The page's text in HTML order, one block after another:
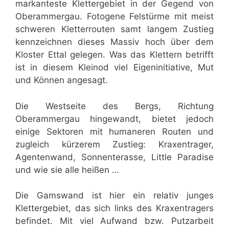
markanteste Klettergebiet in der Gegend von
Oberammergau. Fotogene Felstürme mit meist
schweren Kletterrouten samt langem Zustieg
kennzeichnen dieses Massiv hoch über dem
Kloster Ettal gelegen. Was das Klettern betrifft
ist in diesem Kleinod viel Eigeninitiative, Mut
und Können angesagt.
Die Westseite des Bergs, Richtung
Oberammergau hingewandt, bietet jedoch
einige Sektoren mit humaneren Routen und
zugleich kürzerem Zustieg: Kraxentrager,
Agentenwand, Sonnenterasse, Little Paradise
und wie sie alle heißen …
Die Gamswand ist hier ein relativ junges
Klettergebiet, das sich links des Kraxentragers
befindet. Mit viel Aufwand bzw. Putzarbeit